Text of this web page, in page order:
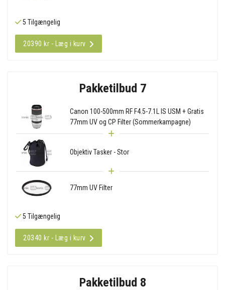
5 Tilgængelig
20390 kr - Læg i kurv
Pakketilbud 7
Canon 100-500mm RF F4.5-7.1L IS USM + Gratis
77mm UV og CP Filter (Sommerkampagne)
Objektiv Tasker - Stor
77mm UV Filter
5 Tilgængelig
20340 kr - Læg i kurv
Pakketilbud 8